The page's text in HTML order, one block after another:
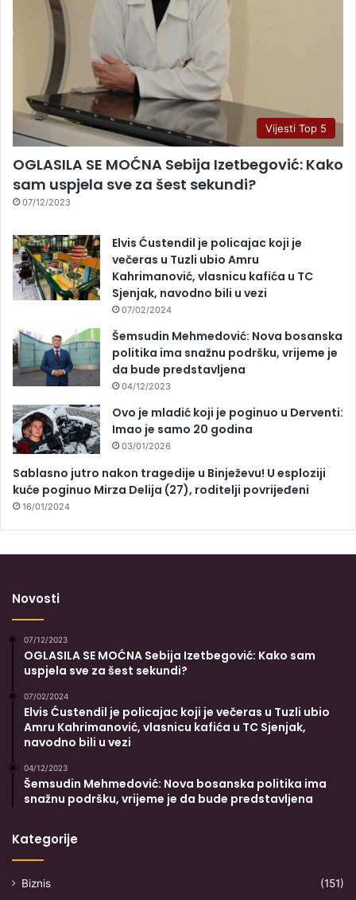
Vijesti Top 5
OGLASILA SE MOĆNA Sebija Izetbegović: Kako
sam uspjela sve za šest sekundi?
07/12/2023
Elvis Ćustendil je policajac koji je
večeras u Tuzli ubio Amru
Kahrimanović, vlasnicu kafića u TC
Sjenjak, navodno bili u vezi
07/02/2024
Šemsudin Mehmedović: Nova bosanska
politika ima snažnu podršku, vrijeme je
da bude predstavljena
04/12/2023
Ovo je mladić koji je poginuo u Derventi:
Imao je samo 20 godina
03/01/2026
Sablasno jutro nakon tragedije u Binježevu! U esploziji
kuće poginuo Mirza Delija (27), roditelji povrijeđeni
16/01/2024
Novosti
07/12/2023
OGLASILA SE MOĆNA Sebija Izetbegović: Kako sam
uspjela sve za šest sekundi?
07/02/2024
Elvis Ćustendil je policajac koji je večeras u Tuzli ubio
Amru Kahrimanović, vlasnicu kafića u TC Sjenjak,
navodno bili u vezi
04/12/2023
Šemsudin Mehmedović: Nova bosanska politika ima
snažnu podršku, vrijeme je da bude predstavljena
Kategorije
Biznis
(151)